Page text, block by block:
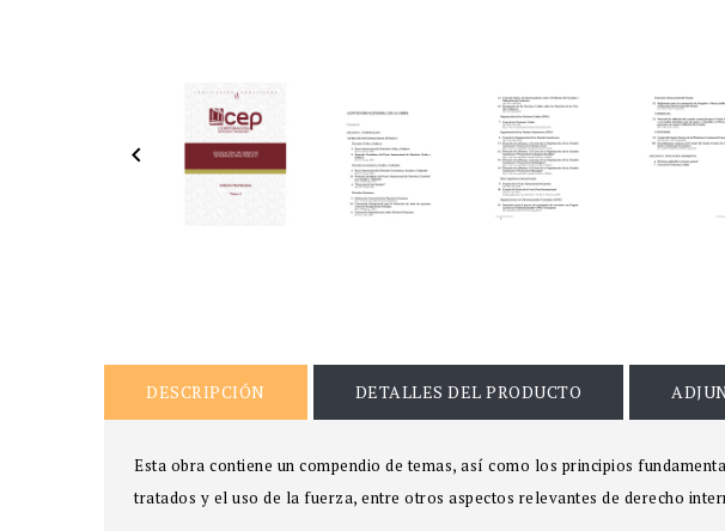

DESCRIPCIÓN DETALLES DEL PRODUCTO
Esta obra contiene un compendio de temas, así como los principios
tratados y el uso de la fuerza, entre otros aspectos relevantes de derecho